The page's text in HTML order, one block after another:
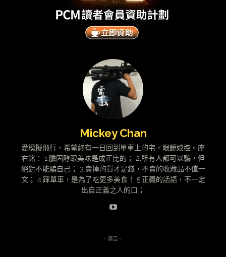
Mickey Chan
愛模擬飛行、希望終有一日回到單車上的宅，眼鏡娘控。座
右銘： 1.膽固醇跟美味是成正比的； 2.所有人都可以騙，但
絕對不能騙自己； 3.賣掉的貨才是錢，不賣的收藏品不值一
文； 4.踩單車，是為了吃更多美食！ 5.正義的話語，不一定
出自正義之人的口；
- 廣告 -